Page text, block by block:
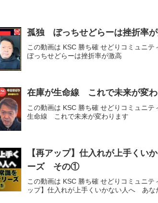
孤独 ぼっちせどらーは挫折率
この動画は KSC 勝ち確 せどりコミュニ
ぼっちせどらーは挫折率が激高
在庫が生命線 これで未来が変
この動画は KSC 勝ち確 せどりコミュニ
生命線 これで未来が変わります
【再アップ】仕入れが上手く
ーズ その①
この動画は KSC 勝ち確 せどりコミュニ
ップ】仕入れが上手くいかない人へ あ